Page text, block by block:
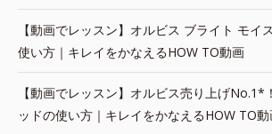
【動画でレッスン】オルビス ブライト モイ
使い方｜キレイをかなえるHOW TO動画
【動画でレッスン】オルビス売り上げNo.1*
ッドの使い方｜キレイをかなえるHOW TO